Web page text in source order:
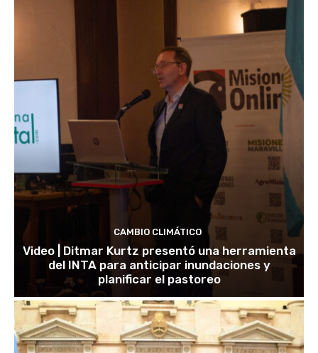
CAMBIO CLIMÁTICO
Video | Ditmar Kurtz presentó una herramienta
del INTA para anticipar inundaciones y
planificar el pastoreo